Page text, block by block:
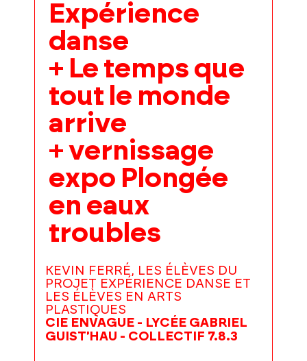
Expérience
danse
+ Le temps que
tout le monde
arrive
+ vernissage
expo Plongée
en eaux
troubles
KEVIN FERRÉ, LES ÉLÈVES DU
PROJET EXPÉRIENCE DANSE ET
LES ÉLÈVES EN ARTS
PLASTIQUES
CIE ENVAGUE - LYCÉE GABRIEL
GUIST'HAU - COLLECTIF 7.8.3